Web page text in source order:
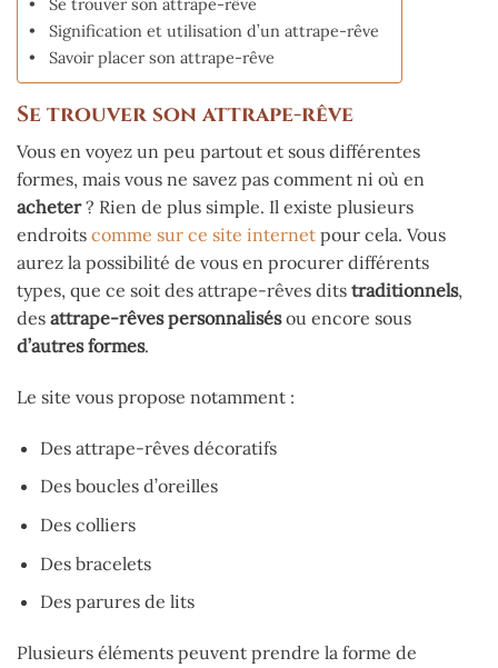
Signification et utilisation d’un attrape-rêve
Savoir placer son attrape-rêve
Se trouver son attrape-rêve
Vous en voyez un peu partout et sous différentes
formes, mais vous ne savez pas comment ni où en
acheter? Rien de plus simple. Il existe plusieurs
endroits comme sur ce site internet pour cela. Vous
aurez la possibilité de vous en procurer différents
types, que ce soit des attrape-rêves dits traditionnels,
des attrape-rêves personnalisésou encore sous
d’autres formes.
Le site vous propose notamment :
Des attrape-rêves décoratifs
Des boucles d’oreilles
Des colliers
Des bracelets
Des parures de lits
Plusieurs éléments peuvent prendre la forme de